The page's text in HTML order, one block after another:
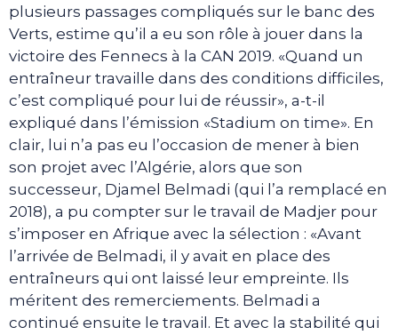
plusieurs passages compliqués sur le banc des
Verts, estime qu’il a eu son rôle à jouer dans la
victoire des Fennecs à la CAN 2019. «Quand un
entraîneur travaille dans des conditions difficiles,
c’est compliqué pour lui de réussir», a-t-il
expliqué dans l’émission «Stadium on time». En
clair, lui n’a pas eu l’occasion de mener à bien
son projet avec l’Algérie, alors que son
successeur, Djamel Belmadi (qui l’a remplacé en
2018), a pu compter sur le travail de Madjer pour
s’imposer en Afrique avec la sélection : «Avant
l’arrivée de Belmadi, il y avait en place des
entraîneurs qui ont laissé leur empreinte. Ils
méritent des remerciements. Belmadi a
continué ensuite le travail. Et avec la stabilité qui